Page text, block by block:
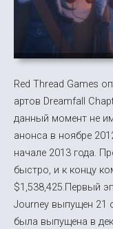
Red Thread Games
артов Dreamfall
данный момент не
анонса в ноябре
начале 2013 года.
быстро, и к концу
$1,538,425.Первый
Journey выпущен 21
была выпущена в